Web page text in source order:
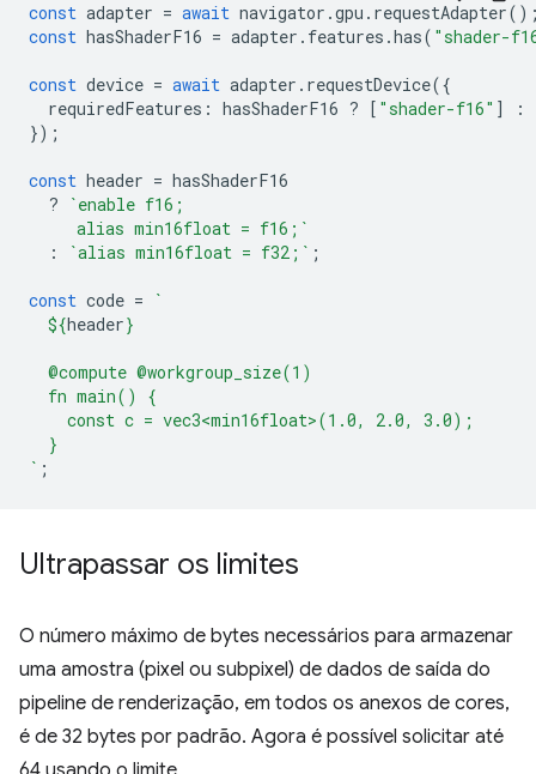
const adapter = await navigator .gpu . requestAdapter
const hasShaderF16 = adapter . features .has( "shader-
const device = await adapter . requestDevice({
requiredFeatures : hasShaderF16 ? [ "shader-f16" ] :
});
const header = hasShaderF16
?
`enable f16;
     alias min16float = f16;`
:
`alias min16float = f32;` ;
const code =
`
${header}
  @compute @workgroup_size(1)
  fn main() {
    const c = vec3<min16float>(1.0, 2.0, 3.0);
  }
` ;
Ultrapassar os limites
O número máximo de bytes necessários para armazenar
uma amostra (pixel ou subpixel) de dados de saída do
pipeline de renderização, em todos os anexos de cores,
é de 32 bytes por padrão. Agora é possível solicitar até